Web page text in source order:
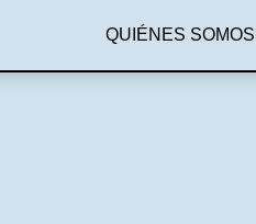
QUIÉNES SOMOS